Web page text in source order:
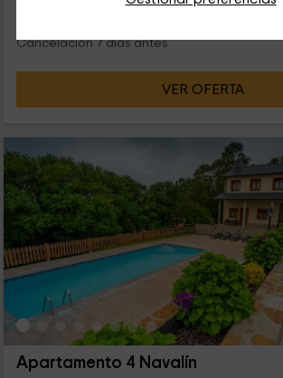
Cancelación 7 días antes
VER OFERTA
Apartamento 4 Navalín